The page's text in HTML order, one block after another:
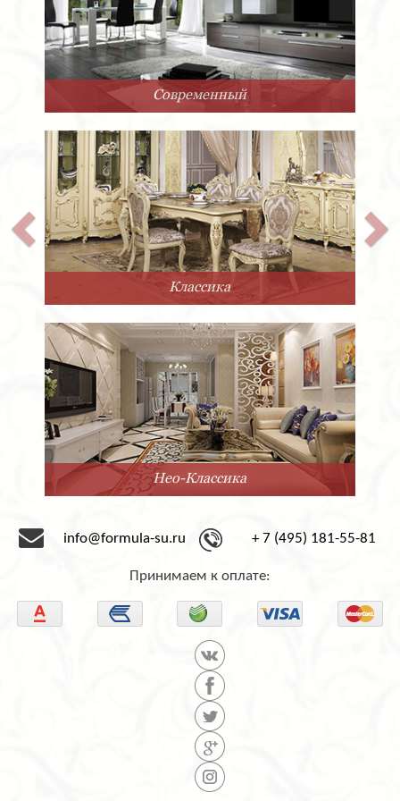
Современный
Классика
Нео-Классика
info@formula-su.ru + 7 (495) 181-55-81
Принимаем к оплате: